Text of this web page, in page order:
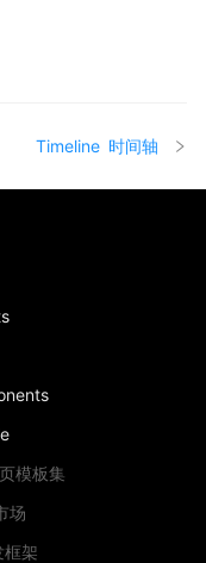
Timeline 时间轴
模板集
场
框架